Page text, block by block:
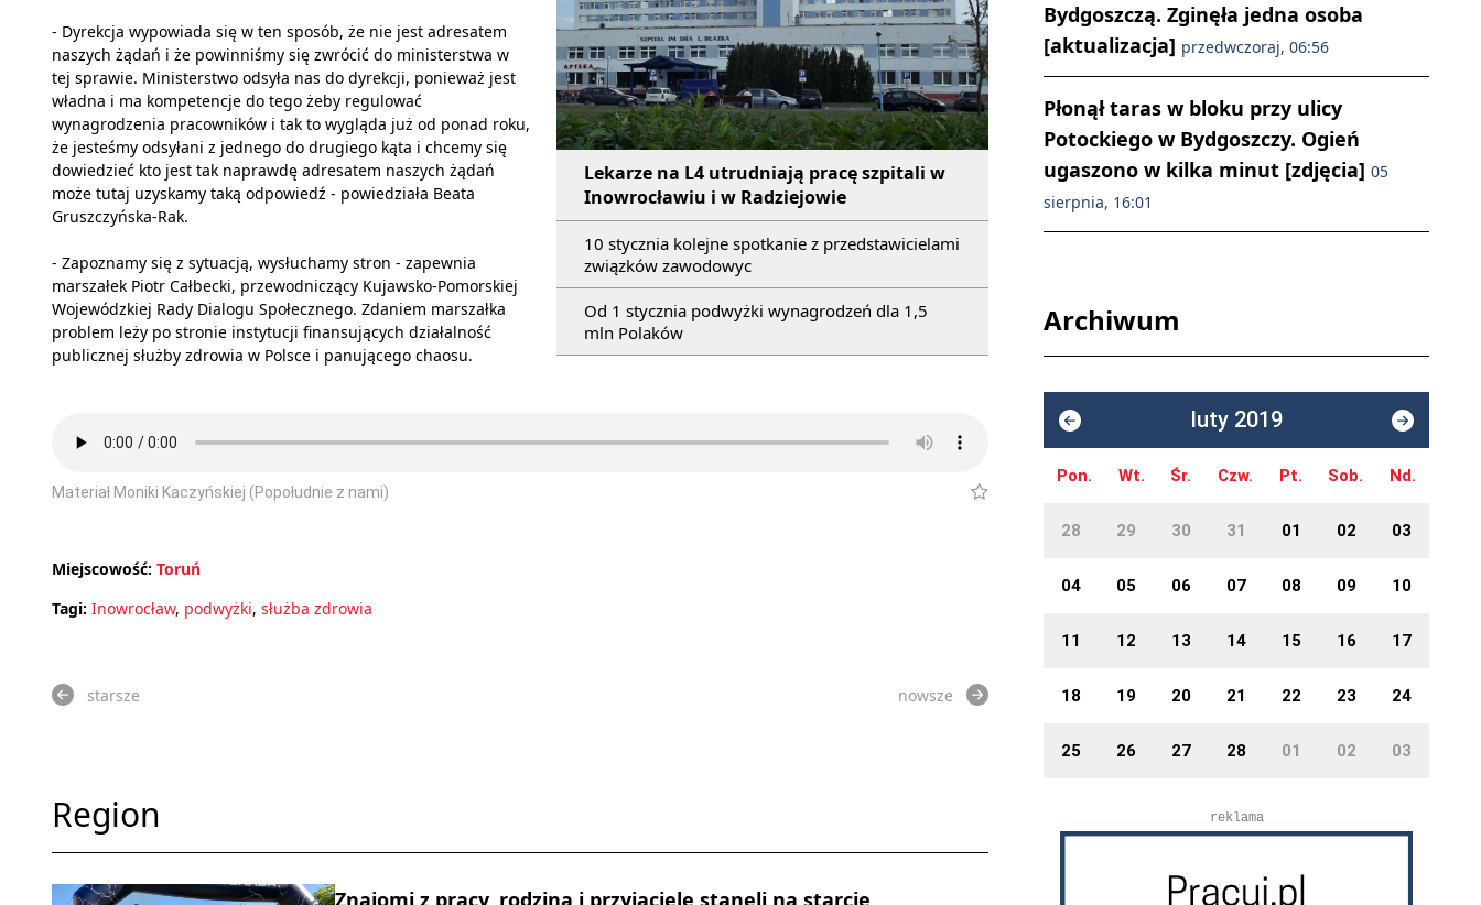
Lekarze na L4 utrudniają pracę szpitali w
Inowrocławiu i w Radziejowie
10 stycznia kolejne spotkanie z przedstawicielami
związków zawodowyc
Od 1 stycznia podwyżki wynagrodzeń dla 1,5
mln Polaków
- Dyrekcja wypowiada się w ten sposób, że nie jest adresatem
naszych żądań i że powinniśmy się zwrócić do ministerstwa w
tej sprawie. Ministerstwo odsyła nas do dyrekcji, ponieważ jest
władna i ma kompetencje do tego żeby regulować
wynagrodzenia pracowników i tak to wygląda już od ponad roku,
że jesteśmy odsyłani z jednego do drugiego kąta i chcemy się
dowiedzieć kto jest tak naprawdę adresatem naszych żądań
może tutaj uzyskamy taką odpowiedź - powiedziała Beata
Gruszczyńska-Rak.
- Zapoznamy się z sytuacją, wysłuchamy stron - zapewnia
marszałek Piotr Całbecki, przewodniczący Kujawsko-Pomorskiej
Wojewódzkiej Rady Dialogu Społecznego. Zdaniem marszałka
problem leży po stronie instytucji finansujących działalność
publicznej służby zdrowia w Polsce i panującego chaosu.
Materiał Moniki Kaczyńskiej (Popołudnie z nami)
Miejscowość: Toruń
Tagi: Inowrocław, podwyżki, służba zdrowia
starsze nowsze
Region
Znajomi z pracy, rodzina i przyjaciele stanęli na starcie
Bydgoszczą. Zginęła jedna osoba
[aktualizacja] przedwczoraj, 06:56
Płonął taras w bloku przy ulicy
Potockiego w Bydgoszczy. Ogień
ugaszono w kilka minut [zdjęcia] 05
sierpnia, 16:01
Archiwum
luty 2019
Pon. Wt. Śr. Czw. Pt. Sob. Nd.
28 29 30 31 01 02 03
04 05 06 07 08 09 10
11 12 13 14 15 16 17
18 19 20 21 22 23 24
25 26 27 28 01 02 03
reklama